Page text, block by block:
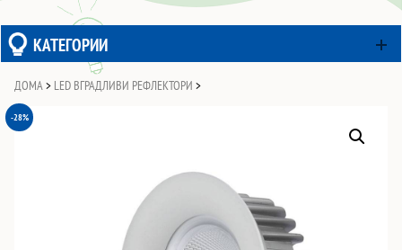
КАТЕГОРИИ
ДОМА > LED ВГРАДЛИВИ РЕФЛЕКТОРИ >
-28%